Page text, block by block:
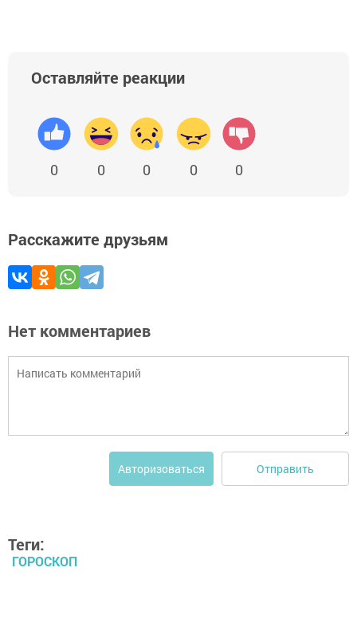
Оставляйте реакции
0 0 0 0 0
Расскажите друзьям
Нет комментариев
Авторизоваться Отправить
Теги:
ГОРОСКОП